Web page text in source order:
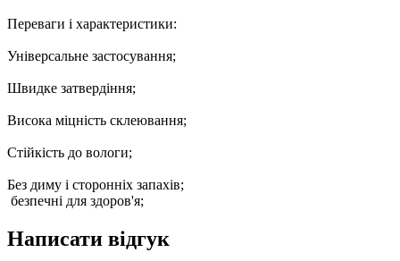
Переваги і характеристики:
Універсальне застосування;
Швидке затвердіння;
Висока міцність склеювання;
Стійкість до вологи;
Без диму і сторонніх запахів;
безпечні для здоров'я;
Написати відгук